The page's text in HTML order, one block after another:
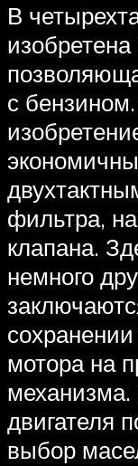
В
с
фильтра,
клапана.
немного
мотора на
механизма.
двигателя
выбор